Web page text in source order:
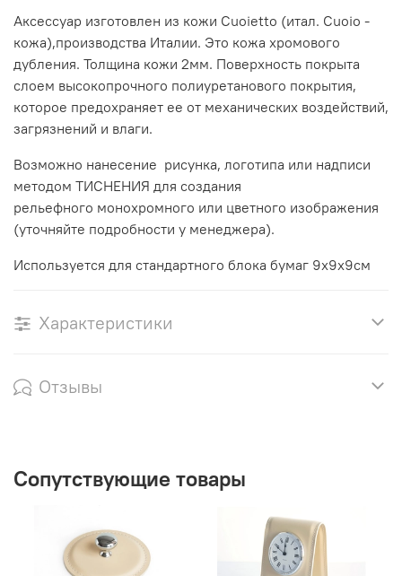
Аксессуар изготовлен из кожи Cuoietto (итал. Cuoio -
кожа),производства Италии. Это кожа хромового
дубления. Толщина кожи 2мм. Поверхность покрыта
слоем высокопрочного полиуретанового покрытия,
которое предохраняет ее от механических воздействий,
загрязнений и влаги.
Возможно нанесение рисунка, логотипа или надписи
методом ТИСНЕНИЯ для создания
рельефного монохромного или цветного изображения
(уточняйте подробности у менеджера).
Используется для стандартного блока бумаг 9х9х9см
Характеристики
Отзывы
Сопутствующие товары